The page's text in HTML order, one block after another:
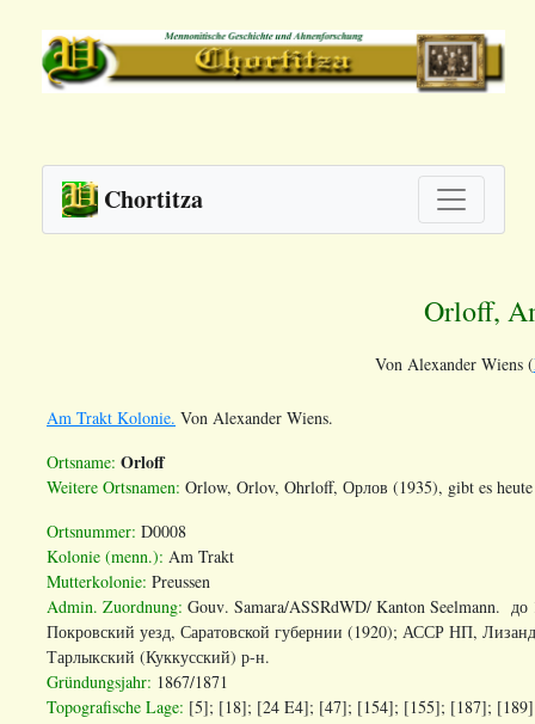
Chortitza
Orloff,
Von Alexander Wiens (
Am Trakt Kolonie. Von Alexander Wiens.
Ortsname: Orloff
Weitere Ortsnamen: Orlow, Orlov, Ohrloff, Орлов (1935), gibt es
Ortsnummer: D0008
Kolonie (menn.): Am Trakt
Mutterkolonie: Preussen
Admin. Zuordnung: Gouv. Samara/ASSRdWD/ Kanton Seelmann. до
Покровский уезд, Саратовской губернии (1920); АССР НП,
Тарлыкский (Куккусский) р-н.
Gründungsjahr: 1867/1871
Topografische Lage: [5]; [18]; [24 E4]; [47]; [154]; [155]; [187];